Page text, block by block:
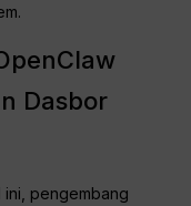
Dasbor
ini, pengembang